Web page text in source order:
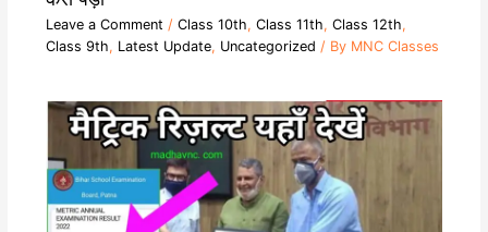
Leave a Comment / Class 10th, Class 11th, Class 12th,
Class 9th, Latest Update, Uncategorized / By MNC Classes